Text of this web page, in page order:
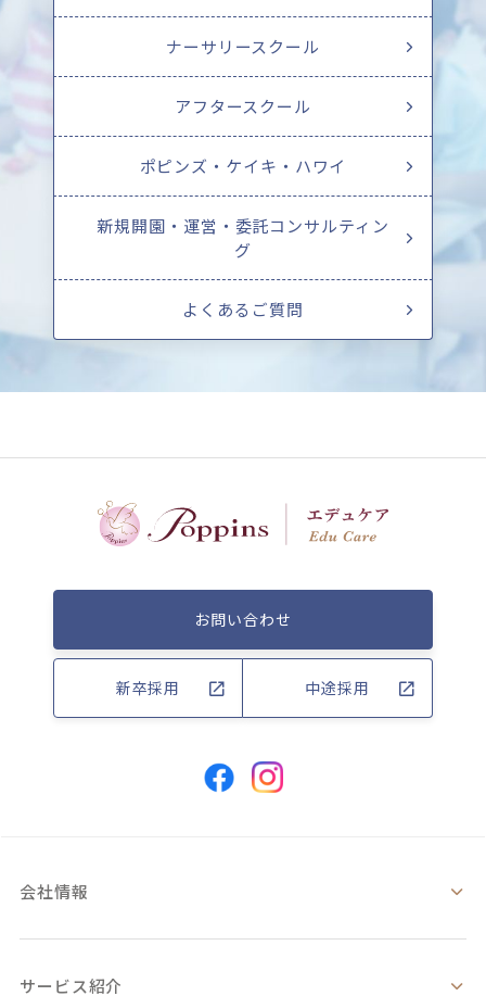
ナーサリースクール
アフタースクール
ポピンズ・ケイキ・ハワイ
新規開園・運営・委託コンサルティン
グ
よくあるご質問
お問い合わせ
新卒採用 中途採用
会社情報
サービス紹介